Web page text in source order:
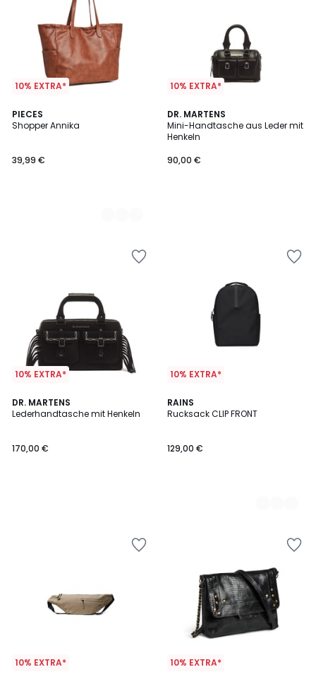
10% EXTRA*
PIECES
Shopper Annika
39,99 €
2
Farben
10% EXTRA*
DR. MARTENS
Mini-Handtasche aus Leder mit
Henkeln
90,00 €
10% EXTRA*
DR. MARTENS
Lederhandtasche mit Henkeln
170,00 €
10% EXTRA*
RAINS
Rucksack CLIP FRONT
129,00 €
2
Farben
10% EXTRA* 10% EXTRA*